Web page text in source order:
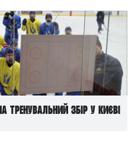
тренувальний збір у Києві